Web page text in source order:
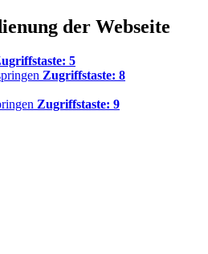
der Webseite
5
Zugriffstaste: 8
Zugriffstaste: 9